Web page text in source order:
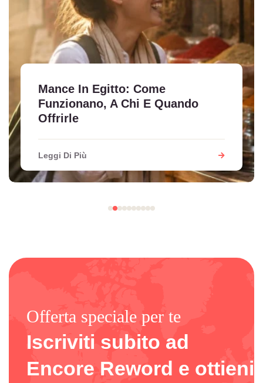
Mance In Egitto: Come
Funzionano, A Chi E Quando
Offrirle
Leggi Di Più
Offerta speciale per te
Iscriviti subito ad
Encore Reword e ottieni